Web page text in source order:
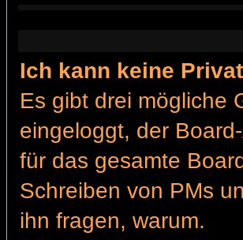
Ich kann keine
Es gibt drei mögliche
eingeloggt, der
für das gesamte
Schreiben von PMs
ihn fragen, warum.